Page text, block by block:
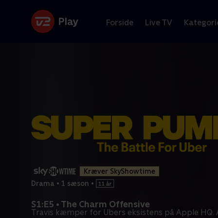
Forside Live TV
Kræver SkyShowtime
Drama • 1 sæson •
S1:E5 • The Charm Offensive
Travis kæmper for Ubers eksistens på Apple HQ.